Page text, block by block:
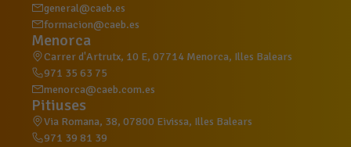
general@caeb.es
formacion@caeb.es
Menorca
Carrer d'Artrutx, 10 E, 07714 Menorca, Illes Balears
971 35 63 75
menorca@caeb.com.es
Pitiuses
Via Romana, 38, 07800 Eivissa, Illes Balears
971 39 81 39